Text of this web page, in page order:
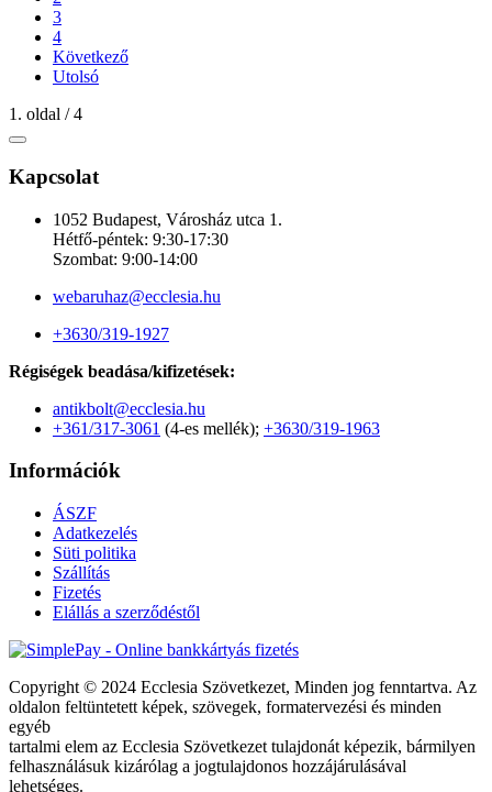
3
4
Következő
Utolsó
1. oldal / 4
Kapcsolat
1052 Budapest, Városház utca 1.
Hétfő-péntek: 9:30-17:30
Szombat: 9:00-14:00
webaruhaz@ecclesia.hu
+3630/319-1927
Régiségek beadása/kifizetések:
antikbolt@ecclesia.hu
+361/317-3061 (4-es mellék); +3630/319-1963
Információk
ÁSZF
Adatkezelés
Süti politika
Szállítás
Fizetés
Elállás a szerződéstől
Copyright © 2024 Ecclesia Szövetkezet, Minden jog fenntartva. Az
oldalon feltüntetett képek, szövegek, formatervezési és minden
egyéb
tartalmi elem az Ecclesia Szövetkezet tulajdonát képezik, bármilyen
felhasználásuk kizárólag a jogtulajdonos hozzájárulásával
lehetséges.